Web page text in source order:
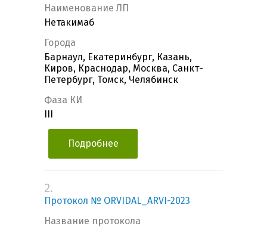
Наименование ЛП
Нетакимаб
Города
Барнаул, Екатеринбург, Казань,
Киров, Краснодар, Москва, Санкт-
Петербург, Томск, Челябинск
Фаза КИ
Подробнее
2.
Протокол № ORVIDAL_ARVI-2023
Название протокола